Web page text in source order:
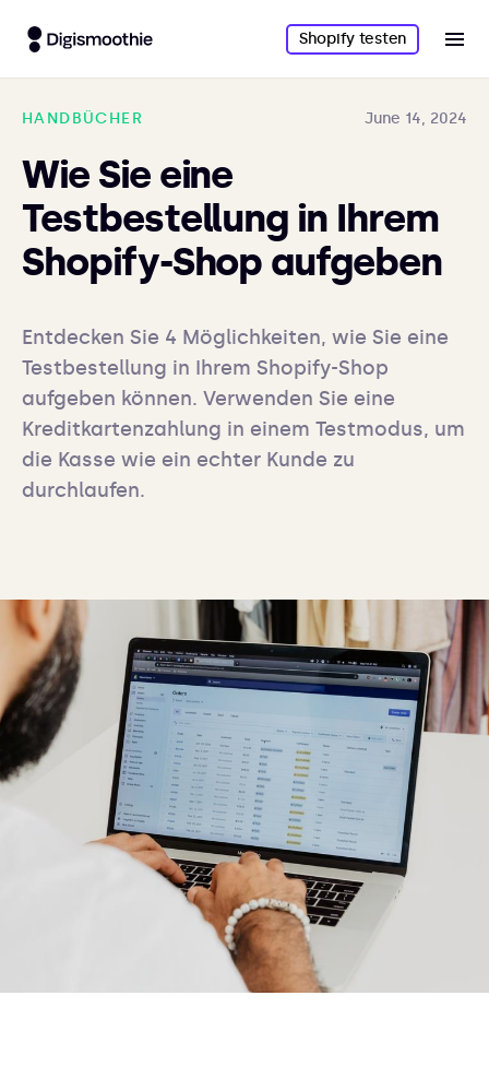
Shopify testen
HANDBÜCHER June 14, 2024
Wie Sie eine
Testbestellung in Ihrem
Shopify-Shop aufgeben
Entdecken Sie 4 Möglichkeiten, wie Sie eine
Testbestellung in Ihrem Shopify-Shop
aufgeben können. Verwenden Sie eine
Kreditkartenzahlung in einem Testmodus, um
die Kasse wie ein echter Kunde zu
durchlaufen.